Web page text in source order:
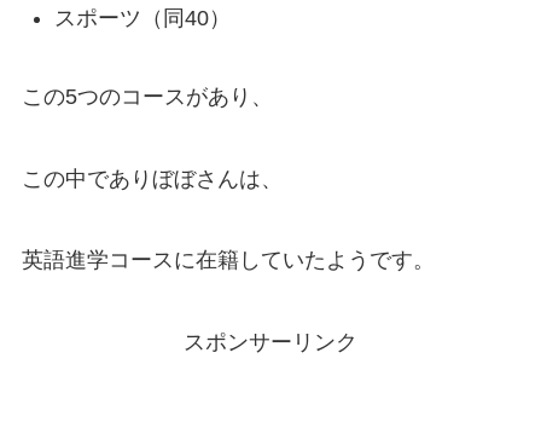
スポーツ（同40）
この5つのコースがあり、
この中でありぼぼさんは、
英語進学コースに在籍していたようです。
スポンサーリンク